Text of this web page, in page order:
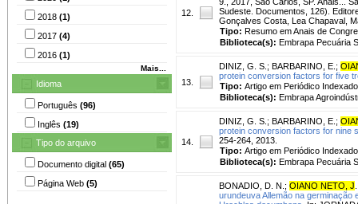
2018 (1)
2017 (4)
2016 (1)
Mais...
Idioma
Português (96)
Inglês (19)
Tipo do arquivo
Documento digital (65)
Página Web (5)
12.
Sudeste. Documentos, 126).
Gonçalves Costa, Lea Chapaval,
Tipo: Resumo em Anais de
Biblioteca(s): Embrapa Pecuária
13.
DINIZ, G. S. ; BARBARINO, E. ;
protein conversion factors for five
Tipo: Artigo em Periódico Indexado
Biblioteca(s): Embrapa
14.
DINIZ, G. S. ; BARBARINO, E. ;
protein conversion factors for nine
254-264, 2013.
Tipo: Artigo em Periódico Indexado
Biblioteca(s): Embrapa Pecuária
BONADIO, D. N. ; OIANO NETO, J
urundeuva Allemão na